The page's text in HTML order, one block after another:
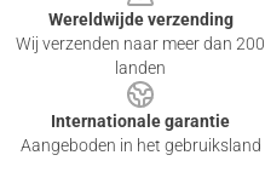
Wereldwijde verzending
Wij verzenden naar meer dan 200
landen
Internationale garantie
Aangeboden in het gebruiksland